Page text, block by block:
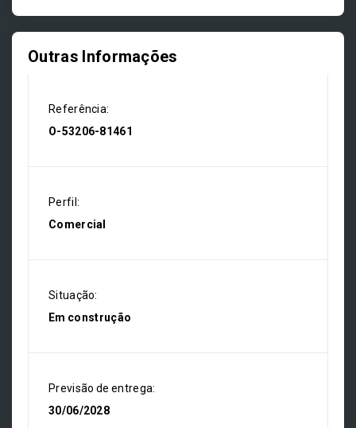
Outras Informações
Referência:
O-53206-81461
Perfil:
Comercial
Situação:
Em construção
Previsão de entrega:
30/06/2028